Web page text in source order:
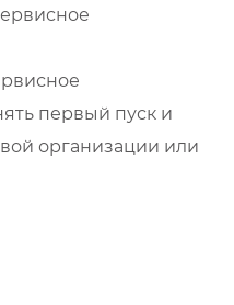
первый пуск и
организации или